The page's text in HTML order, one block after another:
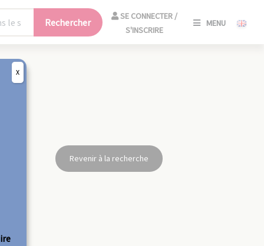
Rechercher
SE CONNECTER /
S'INSCRIRE
MENU
Revenir à la recherche
X